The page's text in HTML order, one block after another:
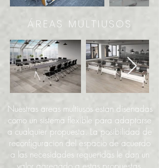
ÁREAS MULTIUSOS
Nuestras areas multiusos estan disenadas
como un sistema flexible para adaptarse
a cualquier propuesta. La posibilidad de
reconfiguracion del espacio de acuerdo
a las necesidades requeridas le dan un